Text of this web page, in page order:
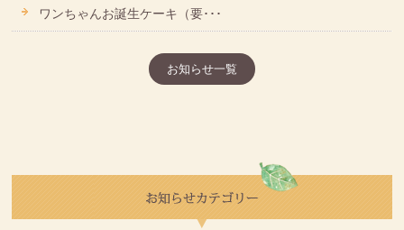
ワンちゃんお誕生ケーキ（要･･･
お知らせ一覧